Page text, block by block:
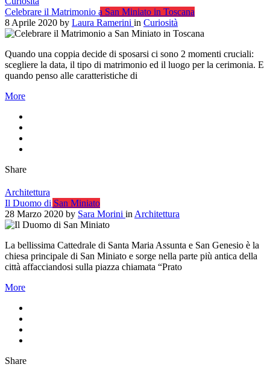
Celebrare il Matrimonio a San Miniato in Toscana
8 Aprile 2020 by Laura Ramerini in Curiosità
Quando una coppia decide di sposarsi ci sono 2 momenti cruciali:
scegliere la data, il tipo di matrimonio ed il luogo per la cerimonia. E
quando penso alle caratteristiche di
More
Share
Architettura
Il Duomo di San Miniato
28 Marzo 2020 by Sara Morini in Architettura
La bellissima Cattedrale di Santa Maria Assunta e San Genesio è la
chiesa principale di San Miniato e sorge nella parte più antica della
città affacciandosi sulla piazza chiamata “Prato
More
Share